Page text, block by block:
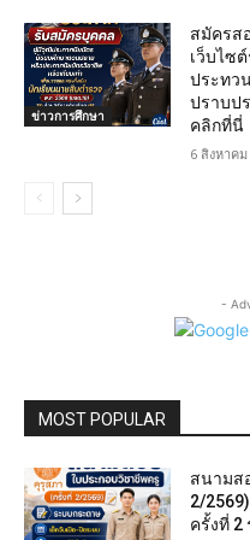
ข่าวการศึกษา
สมัครส
เว็บไซ
ประทว
ปราบป
คลิกที่นี่
6 สิงหาคม
-
MOST POPULAR
สนามส
2/
ครั้งที่ 2